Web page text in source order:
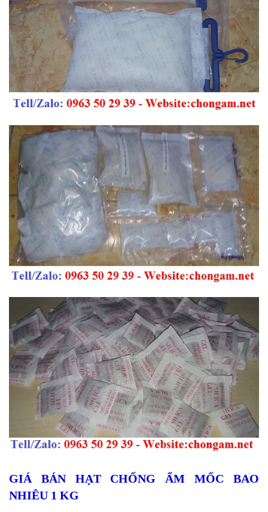
GIÁ BÁN HẠT CHỐNG ẨM MỐC BAO
NHIÊU 1 KG